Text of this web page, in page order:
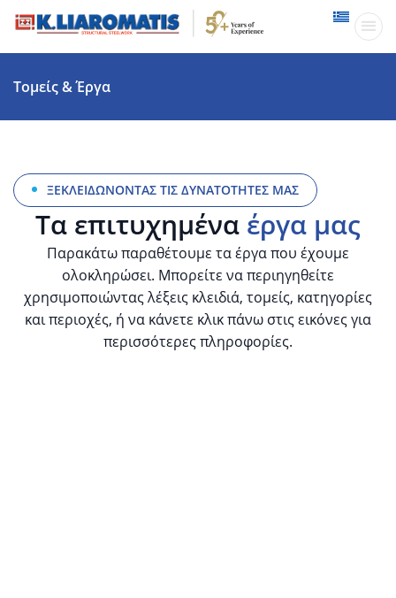
Τομείς & Έργα
ΞΕΚΛΕΙΔΩΝΟΝΤΑΣ ΤΙΣ ΔΥΝΑΤΟΤΗΤΕΣ ΜΑΣ
Τα επιτυχημένα έργα μας
Παρακάτω παραθέτουμε τα έργα που έχουμε
ολοκληρώσει. Μπορείτε να περιηγηθείτε
χρησιμοποιώντας λέξεις κλειδιά, τομείς, κατηγορίες
και περιοχές, ή να κάνετε κλικ πάνω στις εικόνες για
περισσότερες πληροφορίες.